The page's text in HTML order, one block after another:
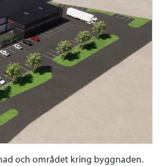
och området kring byggnaden.